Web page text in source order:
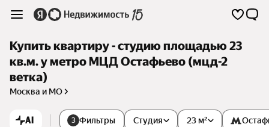
Купить квартиру - студию площадью 23
кв.м. у метро МЦД Остафьево (мцд-2
ветка)
Москва и МО
AI 3 Фильтры Студия 23 м²